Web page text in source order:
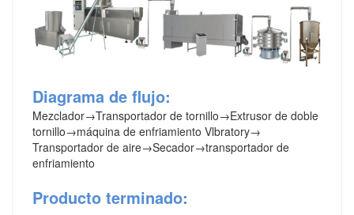
Diagrama de flujo:
Mezclador→Transportador de tornillo→Extrusor de doble
tornillo→máquina de enfriamiento Vlbratory→
Transportador de aire→Secador→transportador de
enfriamiento
Producto terminado: